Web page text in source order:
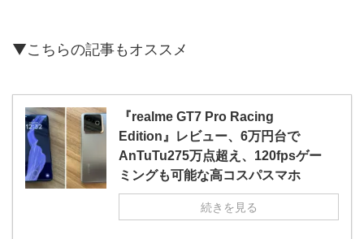
▼こちらの記事もオススメ
『realme GT7 Pro Racing
Edition』レビュー、6万円台で
AnTuTu275万点超え、120fpsゲー
ミングも可能な高コスパスマホ
続きを見る